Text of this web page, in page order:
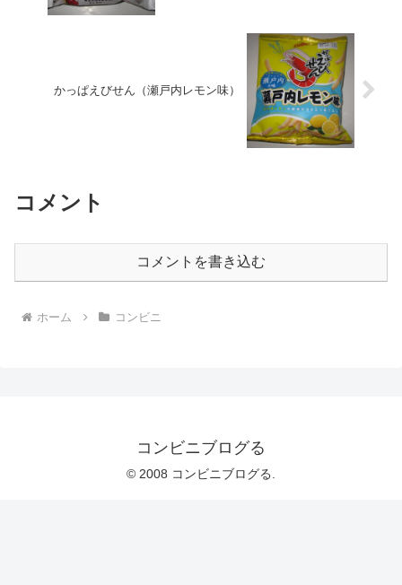
かっぱえびせん（瀬戸内レモン味）
コメント
コメントを書き込む
ホーム コンビニ
コンビニブログる
© 2008 コンビニブログる.